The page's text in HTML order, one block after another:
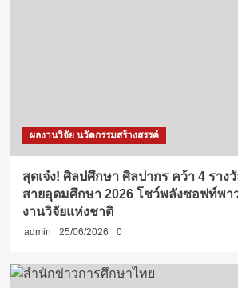
ผลงานวิจัย นวัตกรรมสร้างสรรค์
สุดเจ๋ง! ศิลปศึกษา ศิลปากร คว้า 4 รา
สายอุดมศึกษา 2026 โชว์พลังซอฟท์พา
งานวิจัยแห่งชาติ
admin 25/06/2026 0